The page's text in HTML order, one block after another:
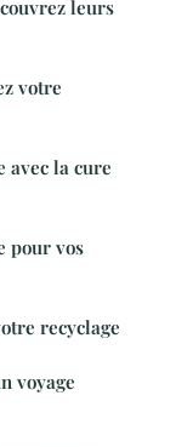
leurs
votre
avec la cure
pour vos
recyclage
voyage